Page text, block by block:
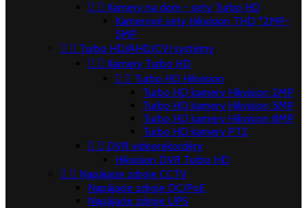
  Kamery na dom - sety Turbo HD
Kamerové sety Hikvision THD *2MP-
5MP
  Turbo HD/AHD/CVI systémy
  Kamery Turbo HD
  Turbo HD Hikvision
Turbo HD kamery Hikvision 2MP
Turbo HD kamery Hikvision 5MP
Turbo HD kamery Hikvision 8MP
Turbo HD kamery PTZ
  DVR videorekordéry
Hikvision DVR Turbo HD
  Napájacie zdroje CCTV
Napájacie zdroje DC/PoE
Napájacie zdroje UPS